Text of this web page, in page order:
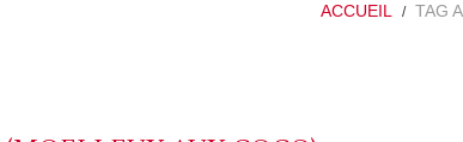
ACCUEIL TAG